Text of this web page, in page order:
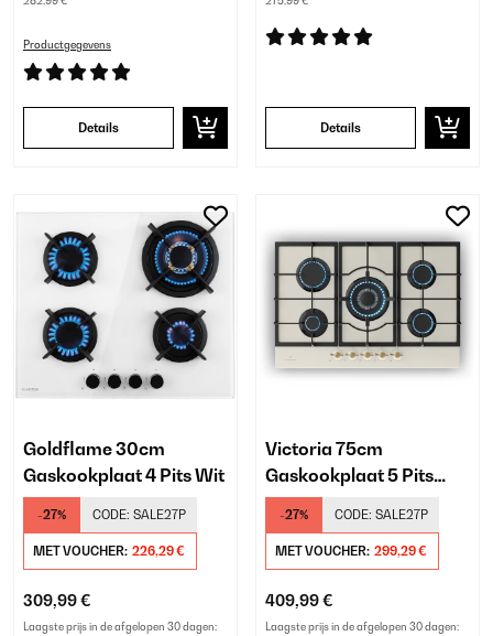
Productgegevens
Details Details
Goldflame 30cm
Gaskookplaat 4 Pits Wit
-27% CODE: SALE27P
MET VOUCHER: 226,29 €
309,99 €
Laagste prijs in de afgelopen 30 dagen:
Victoria 75cm
Gaskookplaat 5 Pits
Room
-27% CODE: SALE27P
MET VOUCHER: 299,29 €
409,99 €
Laagste prijs in de afgelopen 30 dagen: